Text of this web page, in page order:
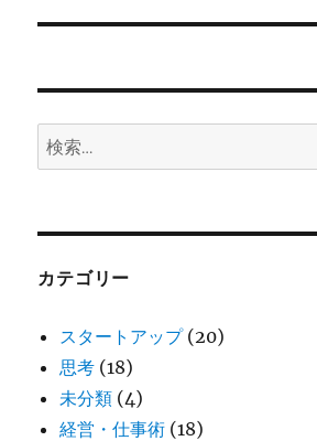
シ
ン
投
検
索:
カテゴリー
スタートアップ(20)
思考 (18)
未分類 (4)
経営・仕事術 (18)